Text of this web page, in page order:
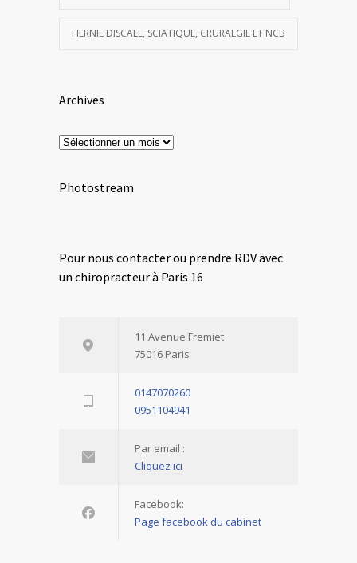
HERNIE DISCALE, SCIATIQUE, CRURALGIE ET NCB
Archives
Photostream
Pour nous contacter ou prendre RDV avec
un chiropracteur à Paris 16
11 Avenue Fremiet
75016 Paris
0147070260
0951104941
Par email :
Cliquez ici
Facebook:
Page facebook du cabinet